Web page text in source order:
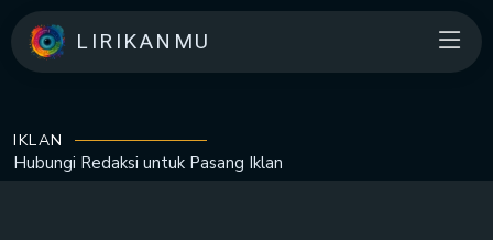
LIRIKANMU
IKLAN
Hubungi Redaksi untuk Pasang Iklan